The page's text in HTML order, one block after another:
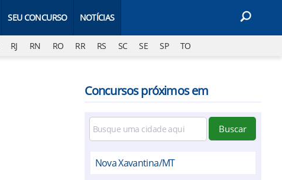
SEU CONCURSO NOTÍCIAS
RJ RN RO RR RS SC SE SP TO
Concursos próximos em
Buscar
Nova Xavantina/MT